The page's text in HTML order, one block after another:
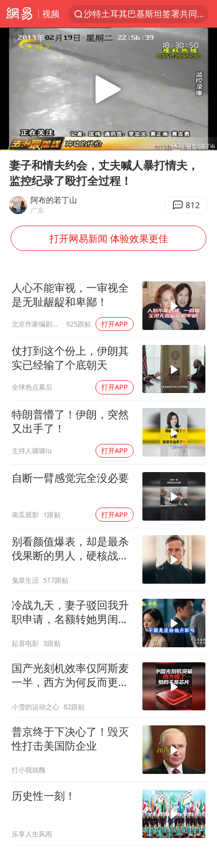
视频
沙特土耳其巴基斯坦签署共同防务协议
“电影+”如何激发千亿级消费新活力？
全球首个长时储能一体化产业园量产
台风白海豚已进入24小时警戒线
“秋天的第一杯奶茶”6岁了
上海：台风白海豚或将带来龙卷风
四川宜宾市高县4.9级地震致1人死亡
38岁演员求职万岁山NPC成功
国乒男单横滨冠军赛全军覆没
胡彦斌获《歌手2026》歌王
胜宏科技：股票交易异常波动
东航：国内客票提前14天免费退改
名创优品回应女子吐槽内裤质量差
日本试射“战斧”导弹，国防部回应
胡彦斌韩磊 谁帮谁
夯实基础开新局
Play
00:00 09:04
妻子和情夫约会，丈夫喊人暴打情夫，
监控纪录了殴打全过程！
阿布的若丁山
广东 812
打开网易新闻 体验效果更佳
人心不能审视，一审视全
是无耻龌龊和卑鄙！
北京作家编剧肥猪满圈 925跟贴 打开APP
仗打到这个份上，伊朗其
实已经输了个底朝天
全球热点幕后 打开APP
特朗普懵了！伊朗，突然
又出手了！
主持人璐璐lu 打开APP
自断一臂感觉完全没必要
南瓜观影 1跟贴 打开APP
别看颜值爆表，却是最杀
伐果断的男人，硬核战术
鬼菜生活 517跟贴
冷战九天，妻子驳回我升
职申请，名额转她男闺
起喜电影 3跟贴
国产光刻机效率仅阿斯麦
一半，西方为何反而更
小雪的运动之心 82跟贴
普京终于下决心了！毁灭
性打击美国防企业
打小我就醜
历史性一刻！
乐享人生风雨